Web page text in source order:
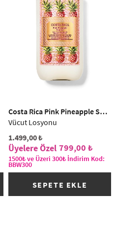
Costa Rica Pink Pineapple Sunrise
Vücut Losyonu
1.499,00 ₺
799,00 ₺
1500₺ ve Üzeri 300₺ İndirim Kod:
BBW300
SEPETE EKLE